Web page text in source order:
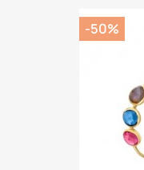
-50%